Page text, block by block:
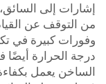
إشارات إلى
من التوقف عن
وفورات كبيرة في
درجة الحرارة أيضًا
الساخن يعمل